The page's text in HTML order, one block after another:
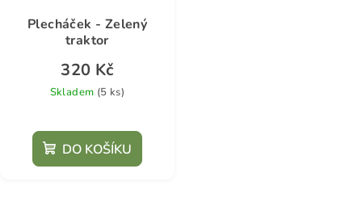
Plecháček - Zelený
traktor
320 Kč
Skladem (5 ks)
DO KOŠÍKU